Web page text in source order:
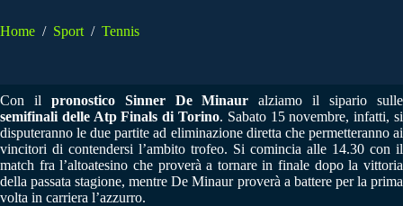
Home / Sport / Tennis
Con il pronostico Sinner De Minaur alziamo il sipario sulle
semifinali delle Atp Finals di Torino. Sabato 15 novembre, infatti, si
disputeranno le due partite ad eliminazione diretta che permetteranno ai
vincitori di contendersi l’ambito trofeo. Si comincia alle 14.30 con il
match fra l’altoatesino che proverà a tornare in finale dopo la vittoria
della passata stagione, mentre De Minaur proverà a battere per la prima
volta in carriera l’azzurro.